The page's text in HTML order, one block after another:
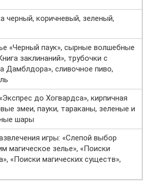
черный, коричневый, зеленый,
«Черный паук», сырные волшебные
заклинаний», трубочки с
Дамблдора», сливочное пиво,
до Хогвардса», кирпичная
змеи, пауки, тараканы, зеленые и
шары
игры: «Слепой выбор
магическое зелье», «Поиски
«Поиски магических существ»,